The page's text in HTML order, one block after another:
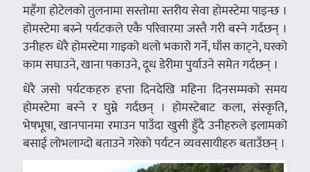
महँगा होटेलको तुलनामा सस्तोमा स्तरीय सेवा होमस्टेमा पाइन्छ ।
होमस्टेमा बस्र्ने पर्यटकले एकै परिवारमा जस्तै गरी बस्ने गर्दछन् ।
उनीहरु धेरै होमस्टेमा गाइको थलो भकारो गर्ने, घाँस काट्ने, घरको
काम सघाउने, खाना पकाउने, दूध डेरीमा पुर्याउने समेत गर्दछन् ।
धेरै जसो पर्यटकहरु हप्ता दिनदेखि महिना दिनसम्मको समय
होमस्टेमा बस्ने र घुम्ने गर्दछन् । होमस्टेबाट कला, संस्कृति,
भेषभूषा, खानपानमा रमाउन पाउँदा खुसी हुँदै उनीहरुले इलामको
बसाई लोभलाग्दो बताउने गरेको पर्यटन व्यवसायीहरु बताउँछन् ।